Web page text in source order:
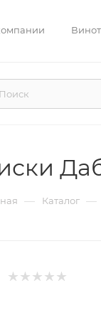
— Каталог —